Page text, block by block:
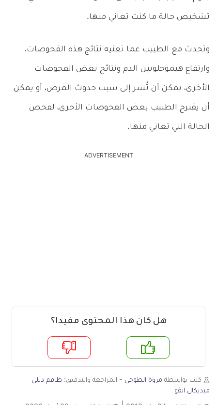
تشخيص حالة ما كنت تعاني منها.
وتحدث مع الطبيب عما تعنيه نتائج هذه الفحوصات.
وارتفاع هيموجلوبين الدم ونتائج بعض الفحوصات
الأخرى، يمكن أن تُشر إلى سبب حدوث المرض، أو يمكن
أن يقترح الطبيب بعض الفحوصات الأخرى، لفحص
الحالة التي تعاني منها.
ADVERTISEMENT
هل كان هذا المحتوى مفيدا؟
لا
كتب بواسطة مروة الطوخي - المراجعة والتدقيق: طاقم ديلي
ميديكال انفو